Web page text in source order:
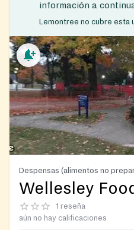
información a
Lemontree no cubre esta
Despensas (alimentos no
Wellesley
1 reseña
aún no hay calificaciones